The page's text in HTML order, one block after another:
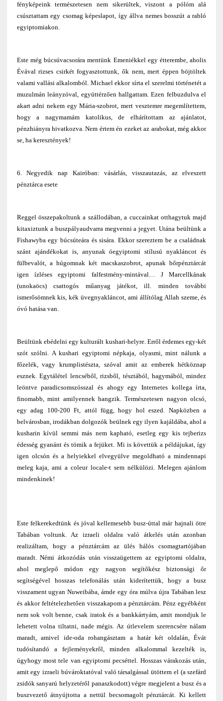
fényképeink természetesen nem sikerültek, viszont a pólóm alá
csúsztattam egy csomag képeslapot, így állva nemes bosszút a rabló
egyiptomiakon.
Este még búcsúvacsorára mentünk Emeniékkel egy étterembe, aholis
Évával rizses csirkét fogyasztottunk, ők nem, mert éppen böjtöltek
valami vallási alkalomból. Michael ekkor sírta el szerelmi történetét a
muzulmán leányzóval, együttérzően hallgattam. Ezen felbuzdulva el
akart adni nekem egy Mária-szobrot, mert vesztemre megemlítettem,
hogy a nagymamám katolikus, de elhárítottam az ajánlatot,
pénzhiányra hivatkozva. Nem értem én ezeket az arabokat, még akkor
se, ha keresztények!
6. Negyedik nap Kairóban: vásárlás, visszautazás, az elveszett
pénztárca esete
Reggel összepakoltunk a szállodában, a cuccainkat otthagytuk majd
kitaxiztunk a buszpályaudvarra megvenni a jegyet. Utána beültünk a
Fishawyba egy búcsúteára és sisára. Ekkor szereztem be a családnak
szánt ajándékokat is, anyunak óegyiptomi stílusú nyakláncot és
fülbevalót, a húgomnak két macskaszobrot, apunak bőrpénztárcát
igen ízléses egyiptomi falfestmény-mintával… J Marcellkának
(unokaöcs) csattogós műanyag játékot, ill. minden további
ismerősömnek kis, kék üvegnyakláncot, ami állítólag Allah szeme, és
óvó hatása van.
Beültünk ebédelni egy kulturált kushari-helyre. Erről érdemes egy-két
szót szólni. A kushari egyiptomi népkaja, olyasmi, mint nálunk a
főzelék, vagy krumplistészta, szóval amit az emberek hétköznap
esznek. Egytálétel lencséből, rizsből, tésztából, hagymából, mindez
leöntve paradicsomszósszal és ahogy egy Internetes kollega írta,
finomabb, mint amilyennek hangzik. Természetesen nagyon olcsó,
egy adag 100-200 Ft, attól függ, hogy hol eszed. Napközben a
belvárosban, irodákban dolgozók beülnek egy ilyen kajáldába, ahol a
kusharin kívül semmi más nem kapható, esetleg egy kis tejberizs
édesség gyanánt és tömik a fejüket. Mi is követtük a példájukat, így
igen olcsón és a helyiekkel elvegyülve megoldható a mindennapi
meleg kaja, ami a coleur locale-t sem nélkülözi. Melegen ajánlom
mindenkinek!
Este felkerekedtünk és jóval kellemesebb busz-úttal már hajnali ötre
Tabában voltunk. Az izraeli oldalra való átkelés után azonban
realizáltam, hogy a pénztárcám az ülés hálós csomagtartójában
maradt. Némi átkozódás után visszaügettem az egyiptomi oldalra,
ahol meglepő módon egy nagyon segítőkész biztonsági őr
segítségével hosszas telefonálás után kiderítettük, hogy a busz
visszament ugyan Nuweibába, ámde egy óra múlva újra Tabában lesz
és akkor feltételezhetően visszakapom a pénztárcám. Pénz egyébként
nem sok volt benne, csak iratok és a bankkártyám, amit mondjuk le
lehetett volna tiltatni, nade mégis. Az útlevelem szerencsére nálam
maradt, amivel ide-oda rohangásztam a határ két oldalán, Évát
tudósítandó a fejleményekről, minden alkalommal kezelték is,
úgyhogy most tele van egyiptomi pecséttel. Hosszas várakozás után,
amit egy izraeli búvároktatóval való társalgással ütöttem el (a szefárd
zsidók sanyarú helyzetéről panaszkodott) végre megjelent a busz és a
buszvezető átnyújtotta a nettül becsomagolt pénztárcát. Ki kellett